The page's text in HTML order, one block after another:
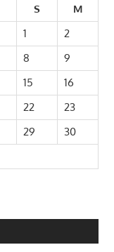
S
M
1
2
8
9
15
16
22
23
29
30